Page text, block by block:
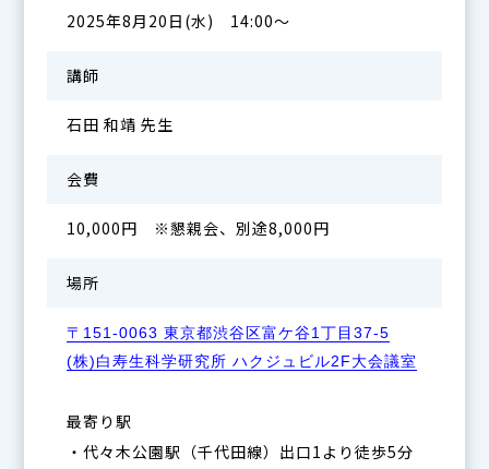
2025年8月20日(水) 14:00～
講師
石田 和靖 先生
会費
10,000円 ※懇親会、別途8,000円
場所
〒151-0063 東京都渋谷区富ケ谷1丁目37-5
(株)白寿生科学研究所 ハクジュビル2F大会議室
最寄り駅
・代々木公園駅（千代田線）出口1より徒歩5分